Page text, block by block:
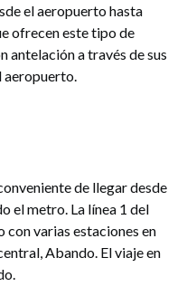
el aeropuerto hasta
ofrecen este tipo de
antelación a través de sus
aeropuerto.
de llegar desde
el metro. La línea 1 del
varias estaciones en
Abando. El viaje en